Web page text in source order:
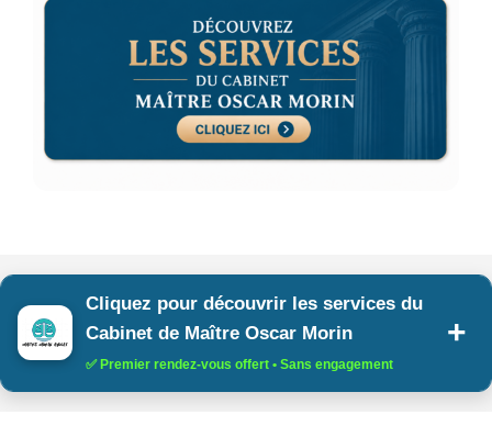
Cliquez pour découvrir les services du
Cabinet de Maître Oscar Morin
✅ Premier rendez-vous offert • Sans engagement